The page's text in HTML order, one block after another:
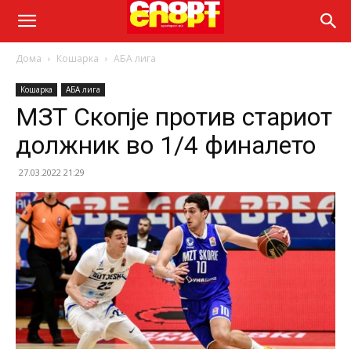
Дома Кошарка АБА лига
Кошарка АБА лига
МЗТ Скопје против стариот
должник во 1/4 финалето
27.03.2022 21:29